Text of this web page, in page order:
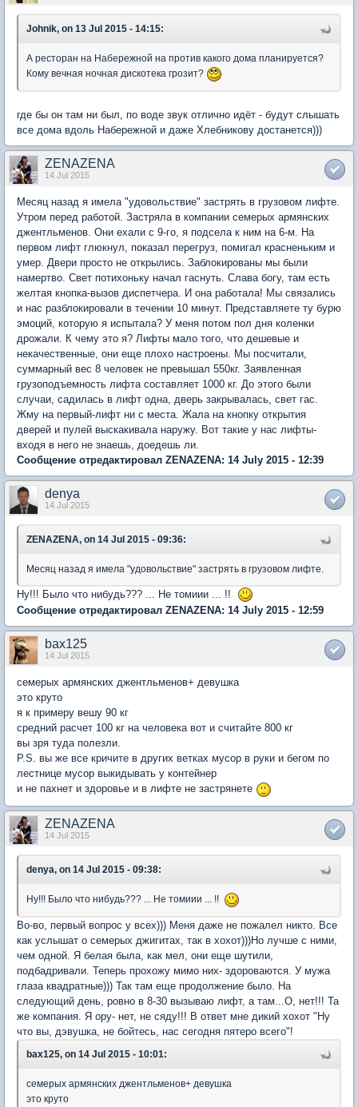
Johnik, on 13 Jul 2015 - 14:15:
А ресторан на Набережной на против какого дома планируется?
Кому вечная ночная дискотека грозит?
где бы он там ни был, по воде звук отлично идёт - будут слышать
все дома вдоль Набережной и даже Хлебникову достанется)))
ZENAZENA
14 Jul 2015
Месяц назад я имела "удовольствие" застрять в грузовом лифте.
Утром перед работой. Застряла в компании семерых армянских
джентльменов. Они ехали с 9-го, я подсела к ним на 6-м. На
первом лифт глюкнул, показал перегруз, помигал красненьким и
умер. Двери просто не открылись. Заблокированы мы были
намертво. Свет потихоньку начал гаснуть. Слава богу, там есть
желтая кнопка-вызов диспетчера. И она работала! Мы связались
и нас разблокировали в течении 10 минут. Представляете ту бурю
эмоций, которую я испытала? У меня потом пол дня коленки
дрожали. К чему это я? Лифты мало того, что дешевые и
некачественные, они еще плохо настроены. Мы посчитали,
суммарный вес 8 человек не превышал 550кг. Заявленная
грузоподъемность лифта составляет 1000 кг. До этого были
случаи, садилась в лифт одна, дверь закрывалась, свет гас.
Жму на первый-лифт ни с места. Жала на кнопку открытия
дверей и пулей выскакивала наружу. Вот такие у нас лифты-
входя в него не знаешь, доедешь ли.
Сообщение отредактировал ZENAZENA: 14 July 2015 - 12:39
denya
14 Jul 2015
ZENAZENA, on 14 Jul 2015 - 09:36:
Месяц назад я имела "удовольствие" застрять в грузовом лифте.
Ну!!! Было что нибудь??? ... Не томиии ... !!
Сообщение отредактировал ZENAZENA: 14 July 2015 - 12:59
bax125
14 Jul 2015
семерых армянских джентльменов+ девушка
это круто
я к примеру вешу 90 кг
средний расчет 100 кг на человека вот и считайте 800 кг
вы зря туда полезли.
P.S. вы же все кричите в других ветках мусор в руки и бегом по
лестнице мусор выкидывать у контейнер
и не пахнет и здоровье и в лифте не застрянете
ZENAZENA
14 Jul 2015
denya, on 14 Jul 2015 - 09:38:
Ну!!! Было что нибудь??? ... Не томиии ... !!
Во-во, первый вопрос у всех))) Меня даже не пожалел никто. Все
как услышат о семерых джигитах, так в хохот)))Но лучше с ними,
чем одной. Я белая была, как мел, они еще шутили,
подбадривали. Теперь прохожу мимо них- здороваются. У мужа
глаза квадратные))) Так там еще продолжение было. На
следующий день, ровно в 8-30 вызываю лифт, а там...О, нет!!! Та
же компания. Я ору- нет, не сяду!!! В ответ мне дикий хохот "Ну
что вы, дэвушка, не бойтесь, нас сегодня пятеро всего"!
bax125, on 14 Jul 2015 - 10:01:
семерых армянских джентльменов+ девушка
это круто